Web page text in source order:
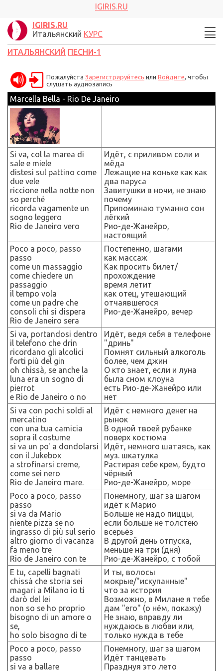
IGIRIS.RU
IGIRIS.RU
Итальянский КУРС
ИТАЛЬЯНСКИЙ ПЕСНИ-1
Пожалуйста Зарегистрируйтесь или Войдите, чтобы
слушать аудиозапись
Marcella Bella - Rio De Janeiro
Si va, col la marea di
sale e miele
distesi sul pattino come
due vele
riccione nella notte non
so perché
ricorda vagamente un
sogno leggero
Rio de Janeiro vero
Идёт, с приливом соли и
мёда
Лежащие на коньке как как
два паруса
Завитушки в ночи, не знаю
почему
Припоминаю туманно сон
лёгкий
Рио-де-Жанейро,
настоящий
Poco a poco, passo
passo
come un massaggio
come chiedere un
passaggio
il tempo vola
come un padre che
consoli chi si dispera
Rio de Janeiro sera
Постепенно, шагами
как массаж
Как просить билет/
прохождение
время летит
как отец, утешающий
отчаявшегося
Рио-де-Жанейро, вечер
Si va, portandosi dentro
il telefono che drin
ricordano gli alcolici
forti più del gin
oh chissà, se anche la
luna era un sogno di
pierrot
e Rio de Janeiro o no
Идёт, ведя себя в телефоне
"дринь"
Помнят сильный алкоголь
более, чем джин
О кто знает, если и луна
была сном клоуна
есть Рио-де-Жанейро или
нет
Si va con pochi soldi al
mercatino
con una tua camicia
sopra il costume
si va un po' a dondolarsi
con il Jukebox
a strofinarsi creme,
come sei nero
Rio de Janeiro mare.
Идёт с немного денег на
рынок
В одной твоей рубанке
поверх костюма
Идёт, немного шатаясь, как
муз. шкатулка
Растирая себе крем, будто
чёрный
Рио-де-Жанейро, море
Poco a poco, passo
passo
si va da Mario
niente pizza se no
ingrasso di più sul serio
altro giorno di vacanza
fa meno tre
Rio de Janeiro con te
Понемногу, шаг за шагом
идёт к Марио
Больше не надо пиццы,
если больше не толстею
всерьёз
В другой день отпуска,
меньше на три (дня)
Рио-де-Жанейро, с тобой
E tu, capelli bagnati
chissà che storia sei
magari a Milano io ti
darò del lei
non so se ho proprio
bisogno di un amore o
se,
ho solo bisogno di te
И ты, волосы
мокрые/"искупанные"
что за история
Возможно, в Милане я тебе
дам "его" (о нём, покажу)
Не знаю, вправду ли
нуждаюсь в любви или,
только нужда в тебе
Poco a poco, passo
passo
si va a ballare
Понемногу, шаг за шагом
Идёт танцевать
Празднуя это лето